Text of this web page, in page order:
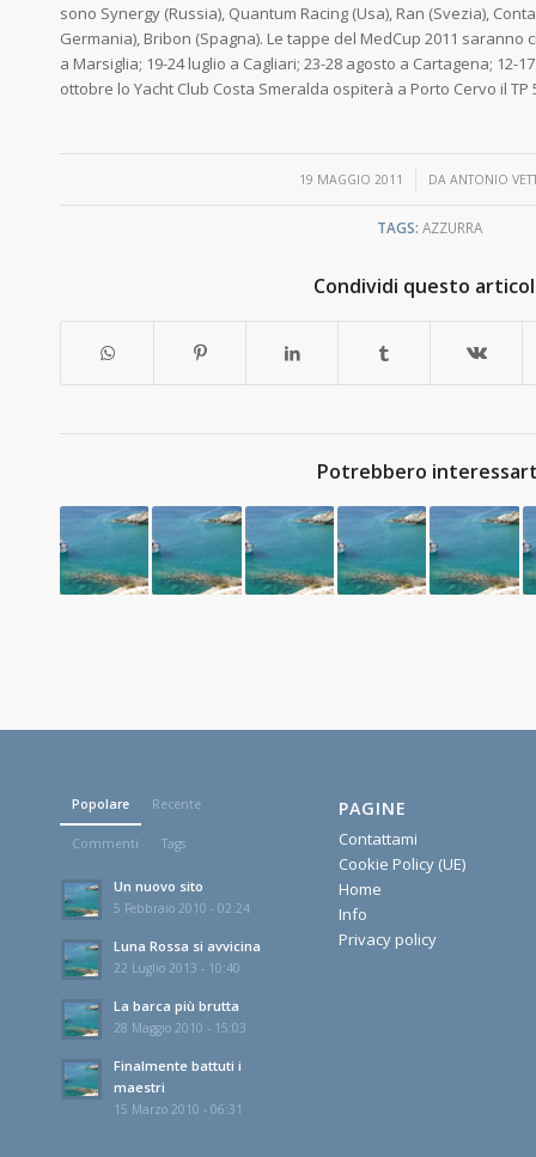
sono Synergy (Russia), Quantum Racing (Usa), Ran (Svezia),
Germania), Bribon (Spagna). Le tappe del MedCup 2011 saranno
a Marsiglia; 19-24 luglio a Cagliari; 23-28 agosto a Cartagena; 12-
ottobre lo Yacht Club Costa Smeralda ospiterà a Porto Cervo il TP
19 MAGGIO 2011
/ DAANTONIO
TAGS: AZZURRA
Condividi questo
Potrebbero
Popolare Recente
Commenti Tags
Un nuovo sito
5 Febbraio 2010 - 02:24
Luna Rossa si avvicina
22 Luglio 2013 - 10:40
La barca più brutta
28 Maggio 2010 - 15:03
Finalmente battuti i
maestri
15 Marzo 2010 - 06:31
PAGINE
Contattami
Cookie Policy (UE)
Home
Info
Privacy policy